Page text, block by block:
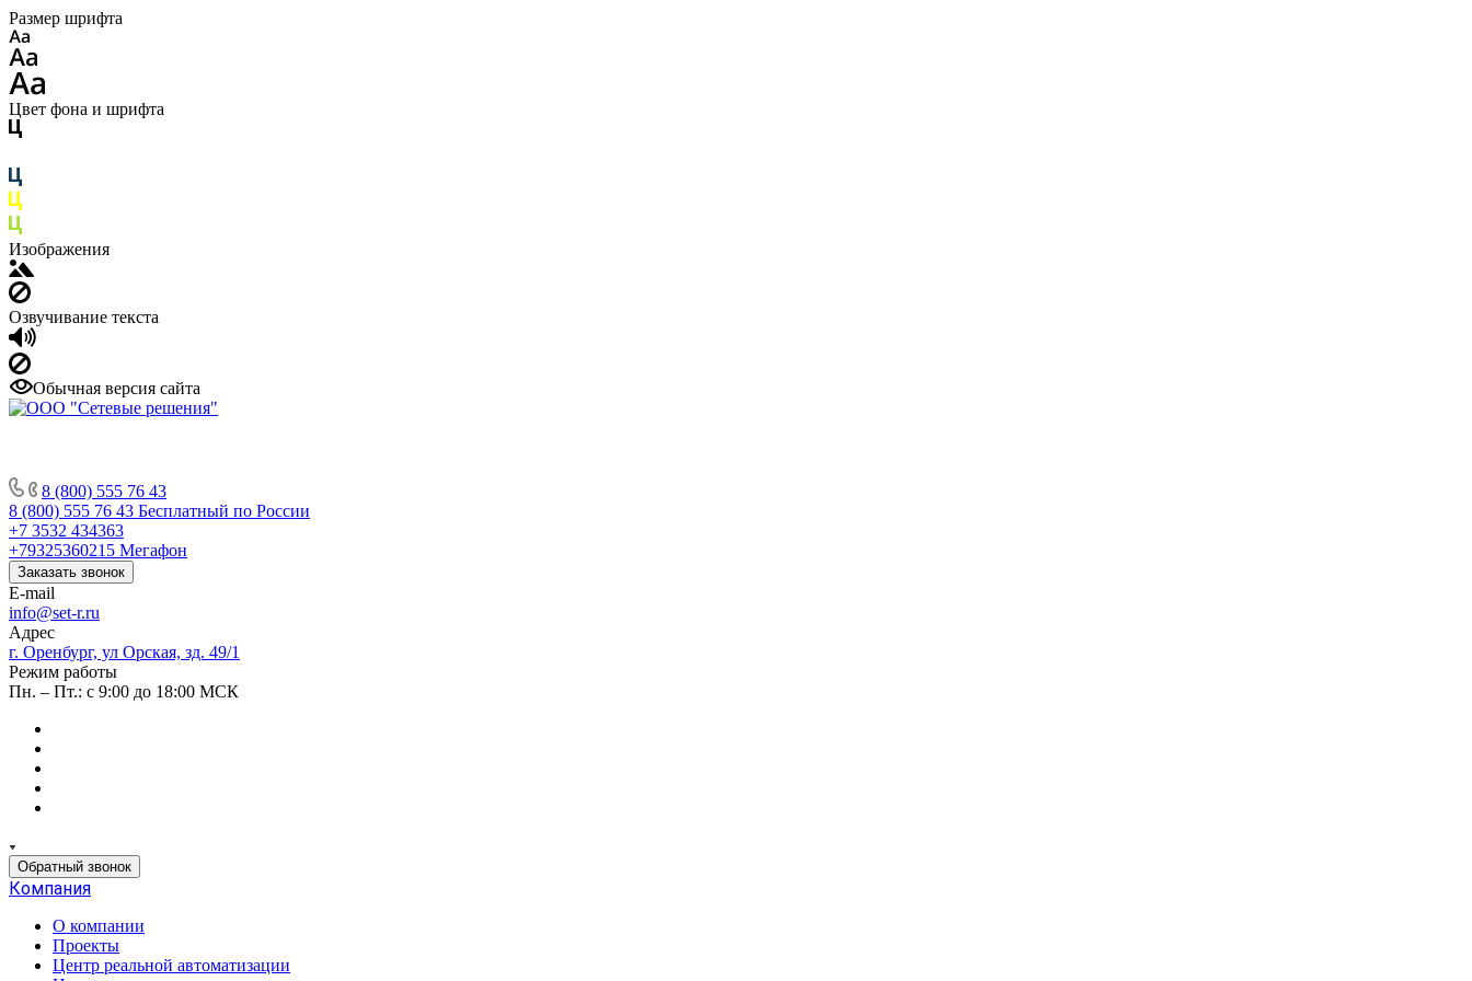
Размер шрифта
Цвет фона и шрифта
Изображения
Озвучивание текста
Обычная версия сайта
8 (800) 555 76 43
8 (800) 555 76 43 Бесплатный по России
+7 3532 434363
+79325360215 Мегафон
Заказать звонок
E-mail
info@set-r.ru
Адрес
г. Оренбург, ул Орская, зд. 49/1
Режим работы
Пн. – Пт.: с 9:00 до 18:00 МСК
Обратный звонок
Компания
О компании
Проекты
Центр реальной автоматизации